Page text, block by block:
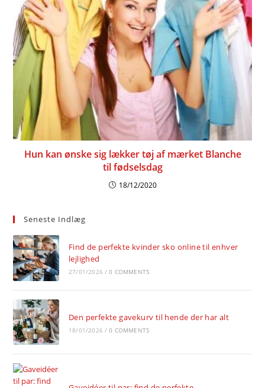
Hun kan ønske sig lækker tøj af mærket Blanche
til fødselsdag
18/12/2020
Seneste Indlæg
Find de perfekte kvinder sko online til enhver
lejlighed
27/01/2026 / 0 COMMENTS
Den perfekte gavekurv til hende der har alt
18/01/2026 / 0 COMMENTS